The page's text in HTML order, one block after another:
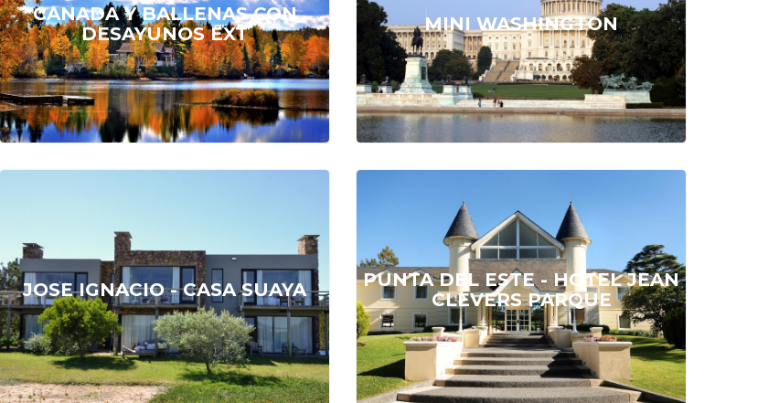
CANADA Y BALLENAS CON
DESAYUNOS EXT
CONSÚLTENOS
MINI WASHINGTON
CONSÚLTENOS
JOSE IGNACIO - CASA SUAYA
DESDE U$S 206
PUNTA DEL ESTE - HOTEL JEAN
CLEVERS PARQUE
DESDEU$S 96